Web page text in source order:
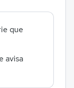
que
avisa